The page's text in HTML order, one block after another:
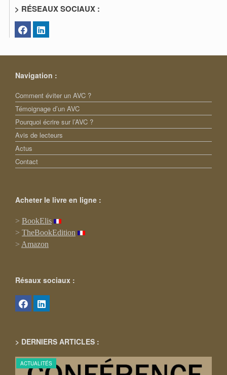
> RÉSEAUX SOCIAUX :
Navigation :
Comment éviter un AVC ?
Témoignage d’un AVC
Pourquoi écrire sur l’AVC ?
Avis de lecteurs
Actus
Contact
Acheter le livre en ligne :
> BookElis
> TheBookEdition
> Amazon
Résaux sociaux :
> DERNIERS ARTICLES :
ACTUALITÉS